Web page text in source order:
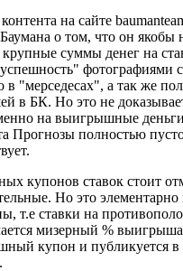
на сайте
о том, что он якобы
крупные суммы денег на
фотографиями
в "мерседесах", а так же
в БК. Но это не
на выигрышные
Прогнозы полностью
купонов ставок стоит
Но это
т.е ставки на
мизерный %
купон и публикуется в